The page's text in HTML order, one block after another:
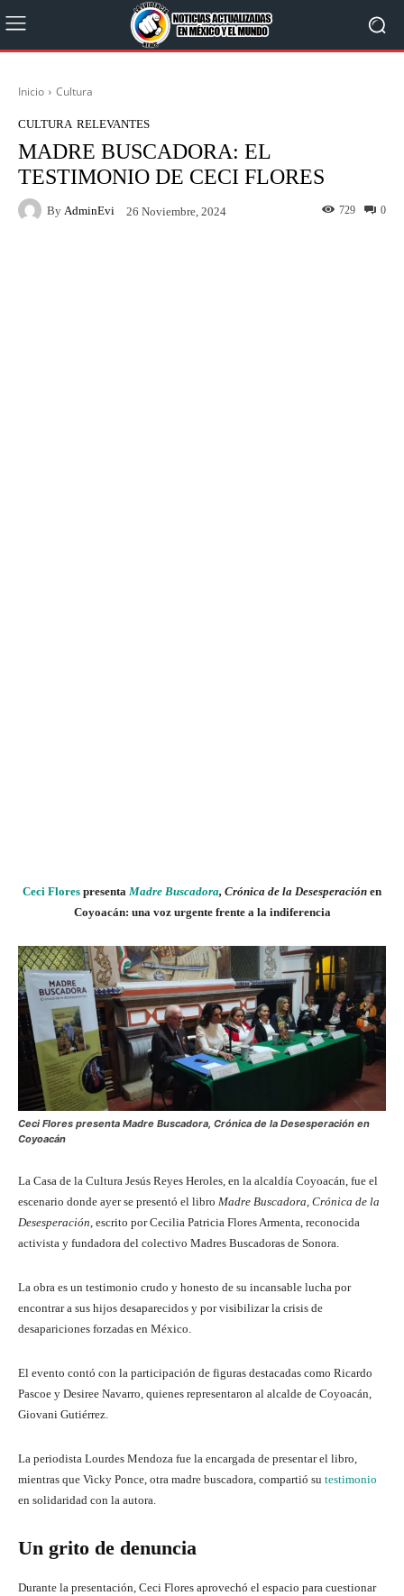
Inicio Cultura
CULTURA RELEVANTES
MADRE BUSCADORA: EL
TESTIMONIO DE CECI FLORES
By AdminEvi 26 Noviembre, 2024 0
729
Ceci Flores presenta Madre Buscadora, Crónica de la Desesperación en
Coyoacán: una voz urgente frente a la indiferencia
Ceci Flores presenta Madre Buscadora, Crónica de la Desesperación en
Coyoacán
La Casa de la Cultura Jesús Reyes Heroles, en la alcaldía Coyoacán, fue el
escenario donde ayer se presentó el libro Madre Buscadora, Crónica de la
Desesperación, escrito por Cecilia Patricia Flores Armenta, reconocida
activista y fundadora del colectivo Madres Buscadoras de Sonora.
La obra es un testimonio crudo y honesto de su incansable lucha por
encontrar a sus hijos desaparecidos y por visibilizar la crisis de
desapariciones forzadas en México.
El evento contó con la participación de figuras destacadas como Ricardo
Pascoe y Desiree Navarro, quienes representaron al alcalde de Coyoacán,
Giovani Gutiérrez.
La periodista Lourdes Mendoza fue la encargada de presentar el libro,
mientras que Vicky Ponce, otra madre buscadora, compartió su testimonio
en solidaridad con la autora.
Un grito de denuncia
Durante la presentación, Ceci Flores aprovechó el espacio para cuestionar